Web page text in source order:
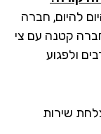
חברה
קטנה עם צי